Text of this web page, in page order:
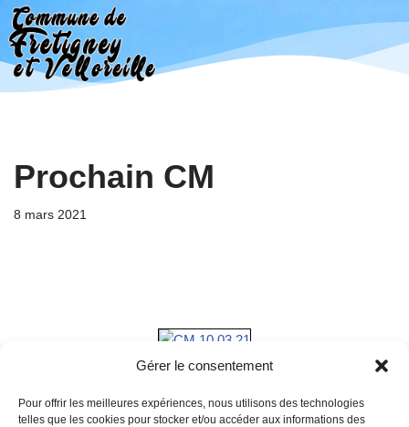
Gérer le consentement
Pour offrir les meilleures expériences, nous utilisons des technologies
telles que les cookies pour stocker et/ou accéder aux informations des
Aller
au
contenu
Prochain CM
8 mars 2021